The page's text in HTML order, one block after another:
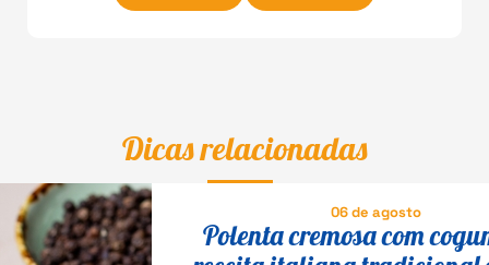
Dicas relacionadas
06 de agosto
Polenta cremosa com